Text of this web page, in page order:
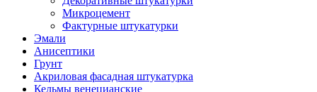
Микроцемент
Фактурные штукатурки
Эмали
Анисептики
Грунт
Акриловая фасадная штукатурка
Кельмы венецианские